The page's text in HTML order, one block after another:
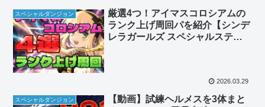
スペシャルダンジョン
厳選4つ！アイマスコロシアムの
ランク上げ周回パを紹介【シンデ
レラガールズ スペシャルステー
2026.03.29
スペシャルダンジョン
【動画】試練ヘルメスを3体まと